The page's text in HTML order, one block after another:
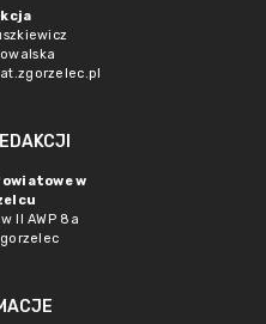
w
II AWP 8a